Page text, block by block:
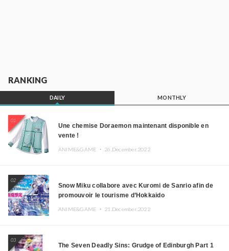
RANKING
DAILY MONTHLY
01
Une chemise Doraemon maintenant disponible en
vente !
ANIME&GAME ・ 26.December.2022
02
Snow Miku collabore avec Kuromi de Sanrio afin de
promouvoir le tourisme d’Hokkaido
ANIME&GAME ・ 21.December.2022
03
The Seven Deadly Sins: Grudge of Edinburgh Part 1